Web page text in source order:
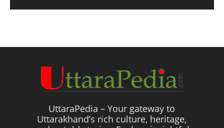
UttaraPedia – Your gateway to
Uttarakhand’s rich culture, heritage,